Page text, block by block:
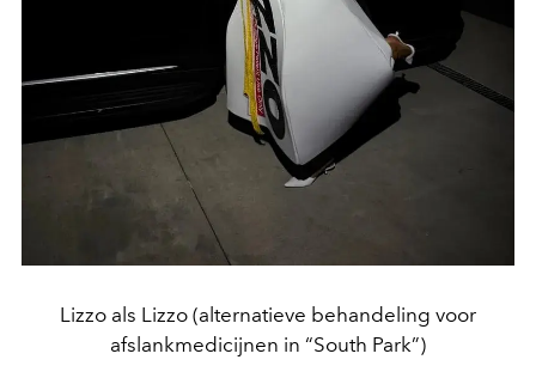
Lizzo als Lizzo (alternatieve behandeling voor
afslankmedicijnen in “South Park”)